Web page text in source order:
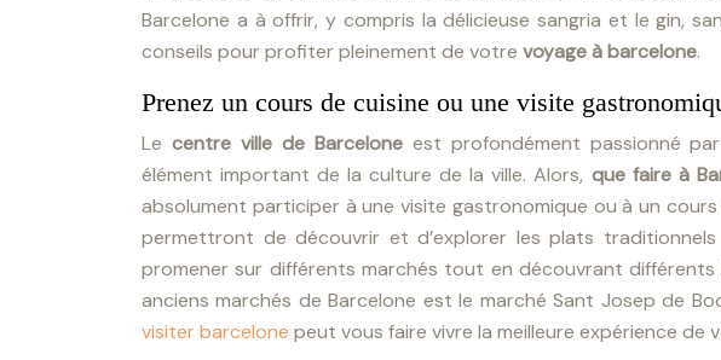
Barcelone a à offrir, y compris la délicieuse sangria et le gin,
conseils pour profiter pleinement de votre voyage à barcelone.
Prenez un cours de cuisine ou une visite
Le centre ville de Barceloneest profondément passionné
élément important de la culture de la ville. Alors, que faire à
absolument participer à une visite gastronomique ou à un
permettront de découvrir et d’explorer les plats
promener sur différents marchés tout en découvrant différents
anciens marchés de Barcelone est le marché Sant Josep de
visiter barcelone peut vous faire vivre la meilleure expérience de